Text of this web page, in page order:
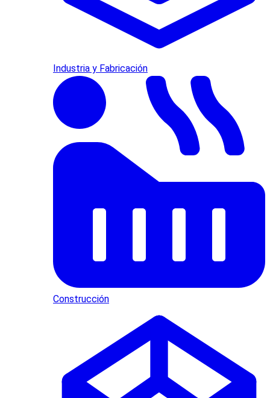
Industria y Fabricación
Construcción